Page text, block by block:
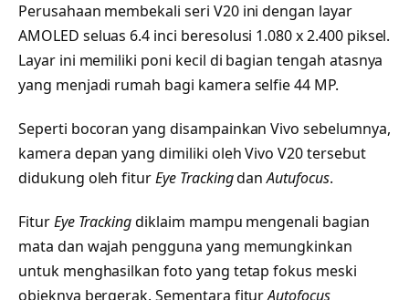
Perusahaan membekali seri V20 ini dengan layar
AMOLED seluas 6.4 inci beresolusi 1.080 x 2.400 piksel.
Layar ini memiliki poni kecil di bagian tengah atasnya
yang menjadi rumah bagi kamera selfie 44 MP.
Seperti bocoran yang disampainkan Vivo sebelumnya,
kamera depan yang dimiliki oleh Vivo V20 tersebut
didukung oleh fiturEye TrackingdanAutufocus.
FiturEye Trackingdiklaim mampu mengenali bagian
mata dan wajah pengguna yang memungkinkan
untuk menghasilkan foto yang tetap fokus meski
objeknya bergerak. Sementara fiturAutofocus